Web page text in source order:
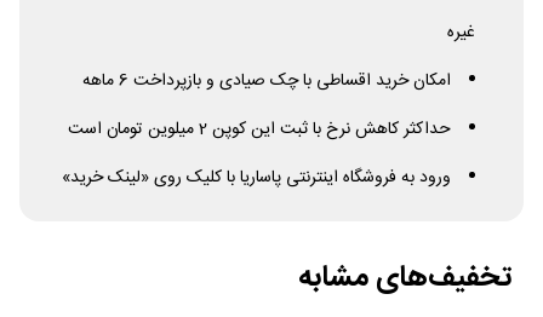
غیره
امکان خرید اقساطی با چک صیادی و بازپرداخت 6 ماهه
حداکثر کاهش نرخ با ثبت این کوپن 2 میلوین تومان است
ورود به فروشگاه اینترنتی پاساریا با کلیک روی «لینک خرید»
تخفیف‌های مشابه